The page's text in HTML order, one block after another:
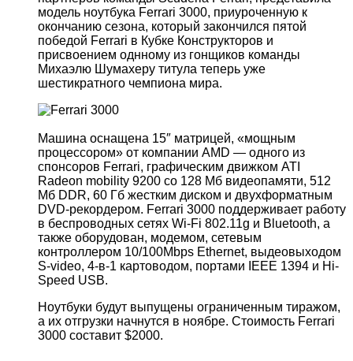
модель ноутбука Ferrari 3000, приуроченную к
окончанию сезона, который закончился пятой
победой Ferrari в Кубке Конструкторов и
присвоением однному из гонщиков команды
Михаэлю Шумахеру титула теперь уже
шестикратного чемпиона мира.
Машина оснащена 15″ матрицей, «мощным
процессором» от компании AMD — одного из
спонсоров Ferrari, графическим движком ATI
Radeon mobility 9200 со 128 Мб видеопамяти, 512
Мб DDR, 60 Гб жестким диском и двухформатным
DVD-рекордером. Ferrari 3000 поддерживает работу
в беспроводных сетях Wi-Fi 802.11g и Bluetooth, а
также оборудован, модемом, сетевым
контроллером 10/100Mbps Ethernet, выдеовыходом
S-video, 4-в-1 картоводом, портами IEEE 1394 и Hi-
Speed USB.
Ноутбуки будут выпущены ограниченным тиражом,
а их отгрузки начнутся в ноябре. Стоимость Ferrari
3000 составит $2000.